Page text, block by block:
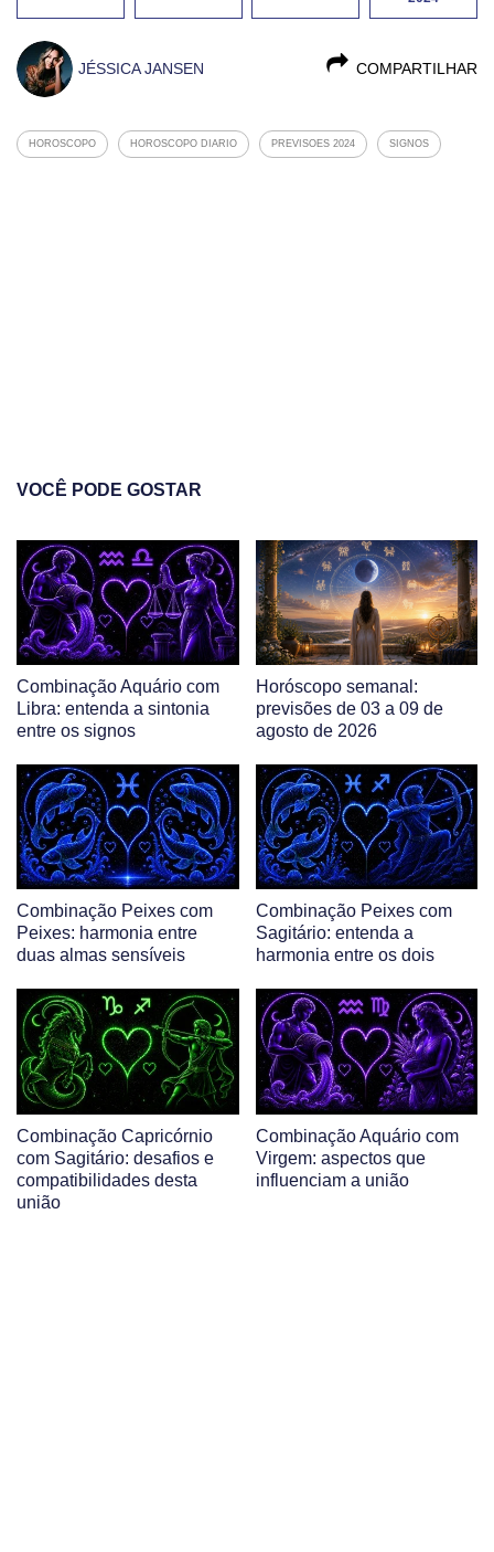
COMPARTILHAR
JÉSSICA JANSEN
HOROSCOPO HOROSCOPO DIARIO PREVISOES 2024 SIGNOS
VOCÊ PODE GOSTAR
Combinação Aquário com
Libra: entenda a sintonia
entre os signos
Horóscopo semanal:
previsões de 03 a 09 de
agosto de 2026
Combinação Peixes com
Peixes: harmonia entre
duas almas sensíveis
Combinação Peixes com
Sagitário: entenda a
harmonia entre os dois
Combinação Capricórnio
com Sagitário: desafios e
compatibilidades desta
união
Combinação Aquário com
Virgem: aspectos que
influenciam a união